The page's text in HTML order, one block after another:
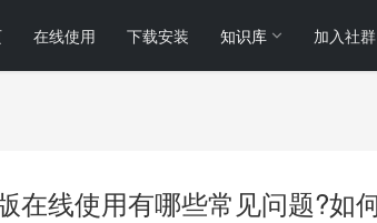
在线使用 下载安装 知识库 加入社群
在线使用有哪些常见问题?如